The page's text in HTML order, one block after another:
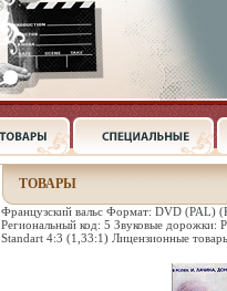
ТОВАРЫ
Французский вальс Формат: DVD (PAL)
Региональный код: 5 Звуковые
Standart 4:3 (1,33:1) Лицензионные